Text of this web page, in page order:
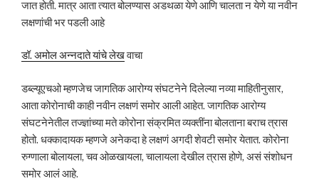
जात होती. मात्र आता त्यात बोलण्यास अडथळा येणे आणि चालता न येणे या नवीन
लक्षणांची भर पडली आहे
डॉ. अमोल अन्नदाते यांचे लेखवाचा
डब्ल्यूएचओ म्हणजेच जागतिक आरोग्य संघटनेने दिलेल्या नव्या माहितीनुसार,
आता कोरोनाची काही नवीन लक्षणं समोर आली आहेत. जागतिक आरोग्य
संघटनेनेतील तज्ज्ञांच्या मते कोरोना संक्रमित व्यक्तींना बोलताना बराच त्रास
होतो. धक्कादायक म्हणजे अनेकदा हे लक्षणं अगदी शेवटी समोर येतात. कोरोना
रुग्णाला बोलायला, चव ओळखायला, चालायला देखील त्रास होणे, असं संशोधन
समोर आलं आहे.